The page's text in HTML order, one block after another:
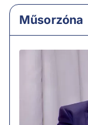
Műsorzóna